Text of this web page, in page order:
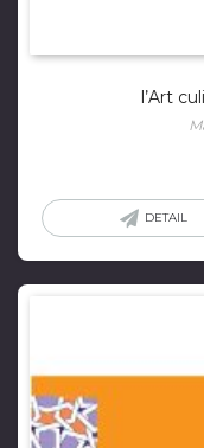
l’Art
DETAIL